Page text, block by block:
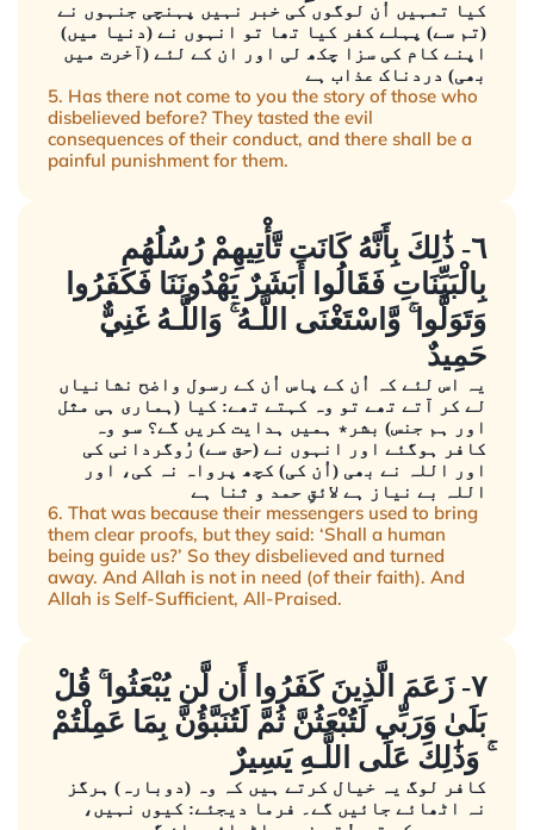
کیا تمہیں اُن لوگوں کی خبر نہیں پہنچی جنہوں نے
(تم سے) پہلے کفر کیا تھا تو انہوں نے (دنیا میں)
اپنے کام کی سزا چکھ لی اور ان کے لئے (آخرت میں
بھی) دردناک عذاب ہے
5. Has there not come to you the story of those who
disbelieved before? They tasted the evil
consequences of their conduct, and there shall be a
painful punishment for them.
٦- ذَٰلِكَ بِأَنَّهُ كَانَت تَّأْتِيهِمْ رُسُلُهُم
بِالْبَيِّنَاتِ فَقَالُوا أَبَشَرٌ يَهْدُونَنَا فَكَفَرُوا
وَتَوَلَّوا ۚ وَّاسْتَغْنَى اللَّـهُ ۚ وَاللَّـهُ غَنِيٌّ
حَمِيدٌ
یہ اس لئے کہ اُن کے پاس اُن کے رسول واضح نشانیاں
لے کر آتے تھے تو وہ کہتے تھے: کیا (ہماری ہی مثل
اور ہم جنس) بشر٭ ہمیں ہدایت کریں گے؟ سو وہ
کافر ہوگئے اور انہوں نے (حق سے) رُوگردانی کی
اور اللہ نے بھی (اُن کی) کچھ پرواہ نہ کی، اور
اللہ بے نیاز ہے لائقِ حمد و ثنا ہے
6. That was because their messengers used to bring
them clear proofs, but they said: ‘Shall a human
being guide us?’ So they disbelieved and turned
away. And Allah is not in need (of their faith). And
Allah is Self-Sufficient, All-Praised.
٧- زَعَمَ الَّذِينَ كَفَرُوا أَن لَّن يُبْعَثُوا ۚ قُلْ
بَلَىٰ وَرَبِّي لَتُبْعَثُنَّ ثُمَّ لَتُنَبَّؤُنَّ بِمَا عَمِلْتُمْ
ۚ وَذَٰلِكَ عَلَى اللَّـهِ يَسِيرٌ
کافر لوگ یہ خیال کرتے ہیں کہ وہ (دوبارہ) ہرگز
نہ اٹھائے جائیں گے۔ فرما دیجئے: کیوں نہیں،